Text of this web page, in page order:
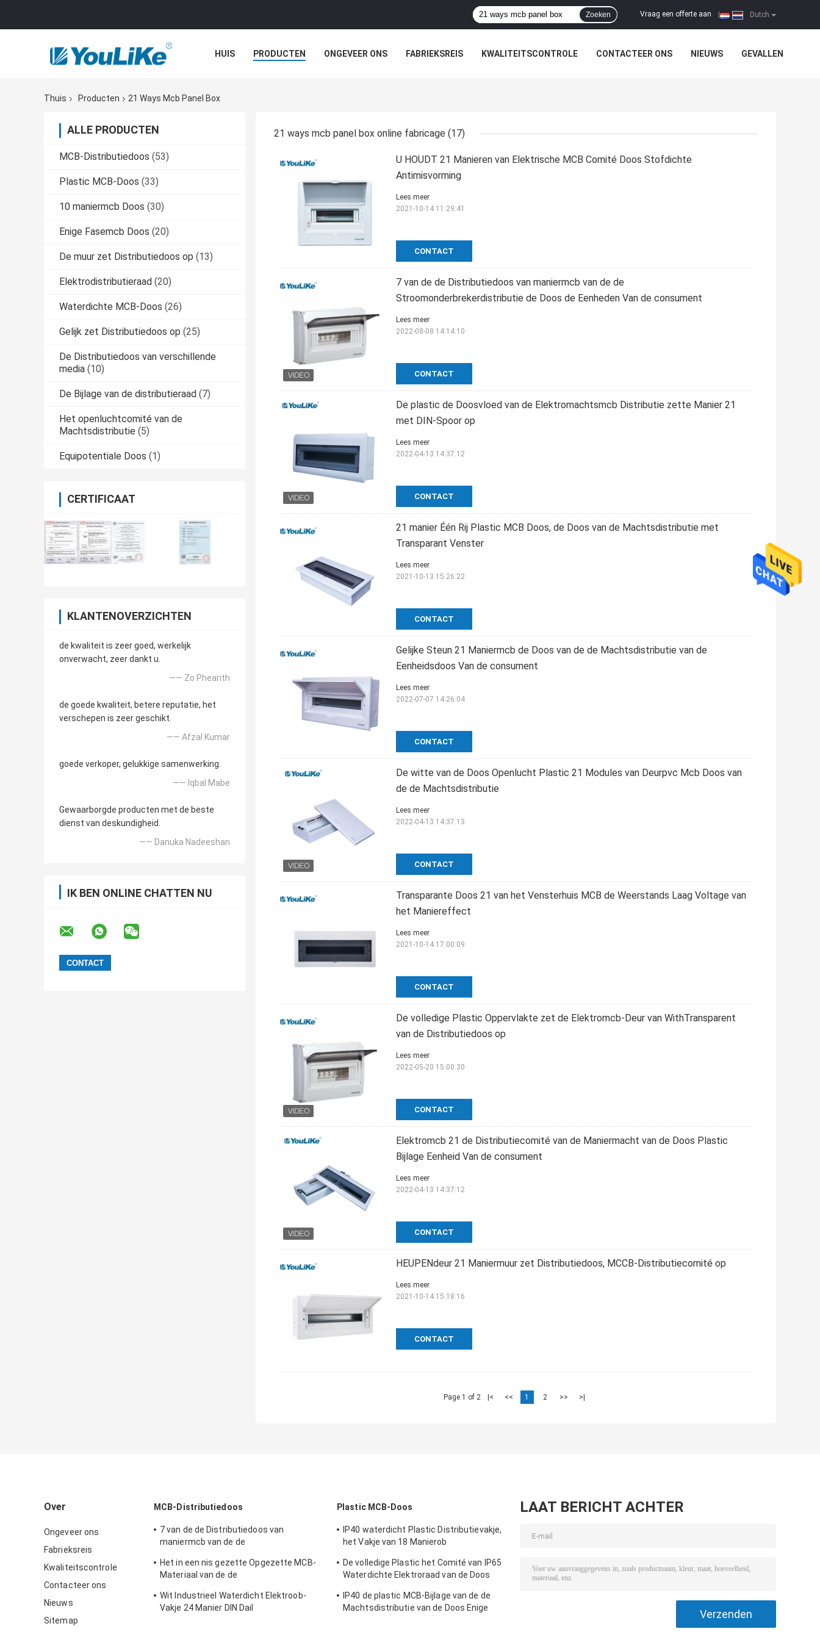
Dutch
Vraag een offerte aan
Zoeken
HUIS PRODUCTEN ONGEVEER ONS FABRIEKSREIS KWALITEITSCONTROLE CONTACTEER ONS NIEUWS GEVALLEN
Thuis Producten 21 Ways Mcb Panel Box
ALLE PRODUCTEN
MCB-Distributiedoos (53)
Plastic MCB-Doos (33)
10 maniermcb Doos (30)
Enige Fasemcb Doos (20)
De muur zet Distributiedoos op (13)
Elektrodistributieraad (20)
Waterdichte MCB-Doos (26)
Gelijk zet Distributiedoos op (25)
De Distributiedoos van verschillende
media (10)
De Bijlage van de distributieraad (7)
Het openluchtcomité van de
Machtsdistributie (5)
Equipotentiale Doos (1)
CERTIFICAAT
KLANTENOVERZICHTEN
de kwaliteit is zeer goed, werkelijk
onverwacht, zeer dankt u.
—— Zo Phearith
de goede kwaliteit, betere reputatie, het
verschepen is zeer geschikt.
—— Afzal Kumar
goede verkoper, gelukkige samenwerking.
—— Iqbal Mabe
Gewaarborgde producten met de beste
dienst van deskundigheid.
—— Danuka Nadeeshan
IK BEN ONLINE CHATTEN NU
21 ways mcb panel box online fabricage (17)
U HOUDT 21 Manieren van Elektrische MCB Comité Doos Stofdichte
Antimisvorming
CONTACT
Lees meer
2021-10-14 11:29:41
7 van de de Distributiedoos van maniermcb van de de
Stroomonderbrekerdistributie de Doos de Eenheden Van de consument
CONTACT
Lees meer
2022-08-08 14:14:10
De plastic de Doosvloed van de Elektromachtsmcb Distributie zette Manier 21
met DIN-Spoor op
CONTACT
Lees meer
2022-04-13 14:37:12
21 manier Één Rij Plastic MCB Doos, de Doos van de Machtsdistributie met
Transparant Venster
CONTACT
Lees meer
2021-10-13 15:26:22
Gelijke Steun 21 Maniermcb de Doos van de de Machtsdistributie van de
Eenheidsdoos Van de consument
CONTACT
Lees meer
2022-07-07 14:26:04
De witte van de Doos Openlucht Plastic 21 Modules van Deurpvc Mcb Doos van
de de Machtsdistributie
CONTACT
Lees meer
2022-04-13 14:37:13
Transparante Doos 21 van het Vensterhuis MCB de Weerstands Laag Voltage van
het Maniereffect
CONTACT
Lees meer
2021-10-14 17:00:09
De volledige Plastic Oppervlakte zet de Elektromcb-Deur van WithTransparent
van de Distributiedoos op
CONTACT
Lees meer
2022-05-20 15:00:30
Elektromcb 21 de Distributiecomité van de Maniermacht van de Doos Plastic
Bijlage Eenheid Van de consument
CONTACT
Lees meer
2022-04-13 14:37:12
HEUPENdeur 21 Maniermuur zet Distributiedoos, MCCB-Distributiecomité op
CONTACT
Lees meer
2021-10-14 15:18:16
Page 1 of 2 |< << 1 2 >> >|
Over
Ongeveer ons
Fabrieksreis
Kwaliteitscontrole
Contacteer ons
Nieuws
Sitemap
MCB-Distributiedoos
7 van de de Distributiedoos van
maniermcb van de de
de Eenheden Van de consument
Het in een nis gezette Opgezette MCB-
Materiaal van de de
Distributiedoos met Metaalbijlage
Wit Industrieel Waterdicht Elektroob-
Vakje 24 Manier DIN Dail
Plastic MCB-Doos
IP40 waterdicht Plastic Distributievakje,
het Vakje van 18 Manierob
De volledige Plastic het Comité van IP65
Waterdichte Elektroraad van de Doos
IP40 de plastic MCB-Bijlage van de de
Machtsdistributie van de Doos Enige
LAAT BERICHT ACHTER